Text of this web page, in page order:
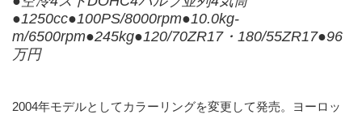
●1250cc●100PS/8000rpm●10.0kg-
m/6500rpm●245kg●120/70ZR17・180/55ZR17●96
万円
2004年モデルとしてカラーリングを変更して発売。ヨーロッ